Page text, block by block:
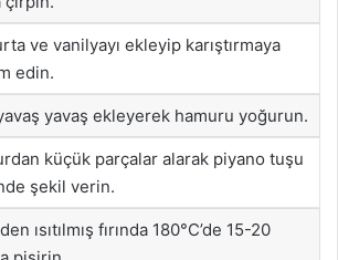
ve vanilyayı ekleyip karıştırmaya
edin.
yavaş ekleyerek hamuru yoğurun.
küçük parçalar alarak piyano tuşu
şekil verin.
ısıtılmış fırında 180°C’de 15-20